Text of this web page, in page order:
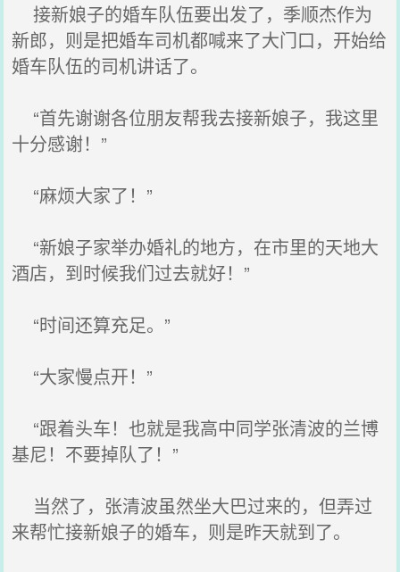
接新娘子的婚车队伍要出发了，季顺杰作为
新郎，则是把婚车司机都喊来了大门口，开始给
婚车队伍的司机讲话了。
“首先谢谢各位朋友帮我去接新娘子，我这里
十分感谢！”
“麻烦大家了！”
“新娘子家举办婚礼的地方，在市里的天地大
酒店，到时候我们过去就好！”
“时间还算充足。”
“大家慢点开！”
“跟着头车！也就是我高中同学张清波的兰博
基尼！不要掉队了！”
当然了，张清波虽然坐大巴过来的，但弄过
来帮忙接新娘子的婚车，则是昨天就到了。